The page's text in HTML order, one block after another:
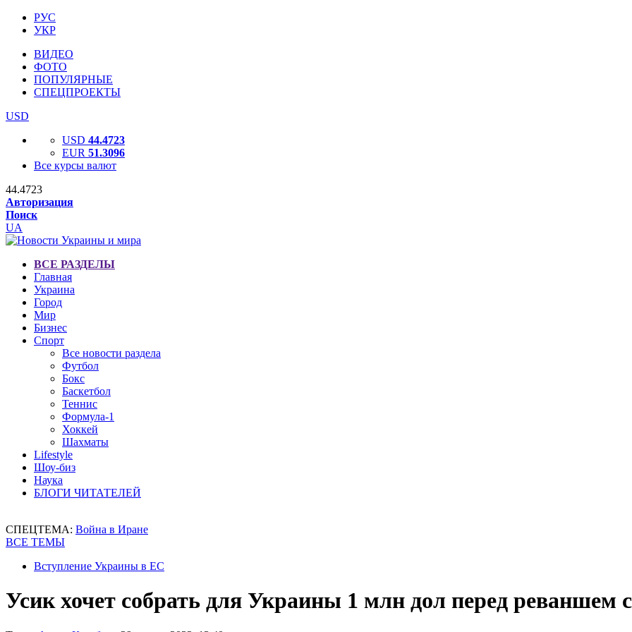
РУС
УКР
ВИДЕО
ФОТО
ПОПУЛЯРНЫЕ
СПЕЦПРОЕКТЫ
USD
USD 44.4723
EUR 51.3096
Все курсы валют
44.4723
Авторизация
Поиск
UA
ВСЕ РАЗДЕЛЫ
Главная
Украина
Город
Мир
Бизнес
Спорт
Все новости раздела
Футбол
Бокс
Баскетбол
Теннис
Формула-1
Хоккей
Шахматы
Lifestyle
Шоу-биз
Наука
БЛОГИ ЧИТАТЕЛЕЙ
СПЕЦТЕМА: Война в Иране
ВСЕ ТЕМЫ
Вступление Украины в ЕС
Усик хочет собрать для Украины 1 млн дол перед реваншем